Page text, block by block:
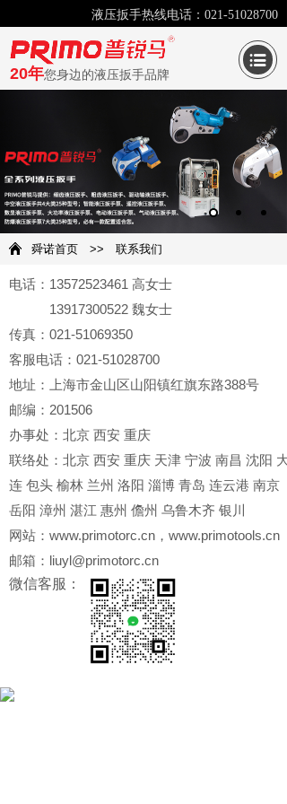
液压扳手热线电话：021-51028700
20年您身边的液压扳手品牌
舜诺首页 >> 联系我们
电话：13572523461 高女士
13917300522 魏女士
传真：021-51069350
客服电话：021-51028700
地址：上海市金山区山阳镇红旗东路388号
邮编：201506
办事处：北京 西安 重庆
联络处：北京 西安 重庆 天津 宁波 南昌 沈阳 大
连 包头 榆林 兰州 洛阳 淄博 青岛 连云港 南京
岳阳 漳州 湛江 惠州 儋州 乌鲁木齐 银川
网站：www.primotorc.cn，www.primotools.cn
邮箱：liuyl@primotorc.cn
微信客服：